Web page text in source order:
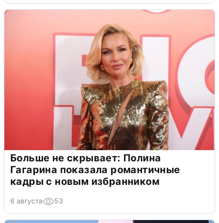
Больше не скрывает: Полина
Гагарина показала романтичные
кадры с новым избранником
6 августа 53